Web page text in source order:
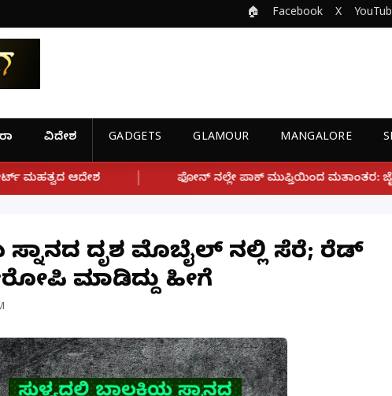
🏠 Facebook X
ವಿದೇಶ GADGETS GLAMOUR MANGALORE
| ಫೋನ್ ನಲ್ಲೇ ಪಾಕ್ ಮುಫ್ತಿಯಿಂದ ಮತಾಂತರ: ಜೈಶ್-ಎ-ಮೊಹಮ್ಮದ್ ಉಗ್ರ
ಸ್ನಾನದ ದೃಶ್ಯ ಮೊಬೈಲ್ ನಲ್ಲಿ ಸೆರೆ; ರೆಡ್
ಮಾಡಿದ್ದು ಹೀಗೆ‌